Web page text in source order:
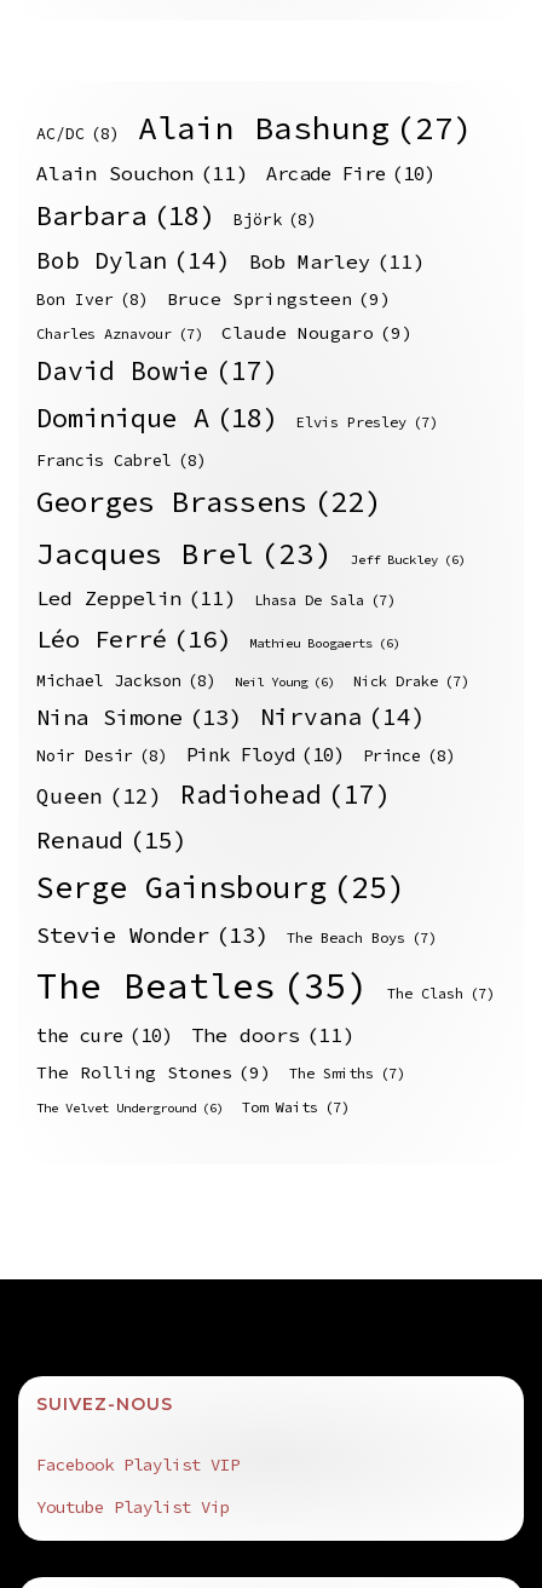
AC/DC (8) Alain Bashung (27)
Alain Souchon (11) Arcade Fire (10)
Barbara (18) Björk (8)
Bob Dylan (14) Bob Marley (11)
Bon Iver (8) Bruce Springsteen (9)
Charles Aznavour (7) Claude Nougaro (9)
David Bowie (17)
Dominique A (18) Elvis Presley (7)
Francis Cabrel (8)
Georges Brassens (22)
Jacques Brel (23) Jeff Buckley (6)
Led Zeppelin (11) Lhasa De Sala (7)
Léo Ferré (16) Mathieu Boogaerts (6)
Michael Jackson (8) Neil Young (6) Nick Drake (7)
Nina Simone (13) Nirvana (14)
Noir Desir (8) Pink Floyd (10) Prince (8)
Queen (12) Radiohead (17)
Renaud (15)
Serge Gainsbourg (25)
Stevie Wonder (13) The Beach Boys (7)
The Beatles (35) The Clash (7)
the cure (10) The doors (11)
The Rolling Stones (9) The Smiths (7)
The Velvet Underground (6) Tom Waits (7)
SUIVEZ-NOUS
Facebook Playlist VIP
Youtube Playlist Vip